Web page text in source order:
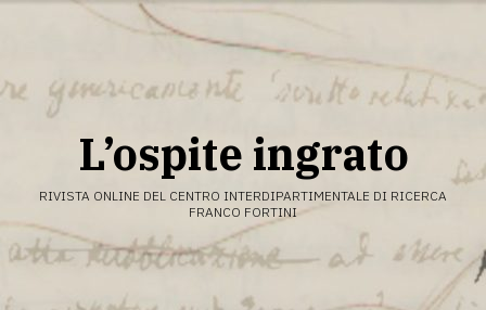
L’ospite ingrato
RIVISTA ONLINE DEL CENTRO INTERDIPARTIMENTALE DI RICERCA
FRANCO FORTINI